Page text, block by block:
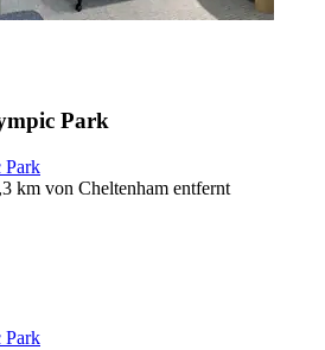
Park
Park
km von Cheltenham entfernt
Park